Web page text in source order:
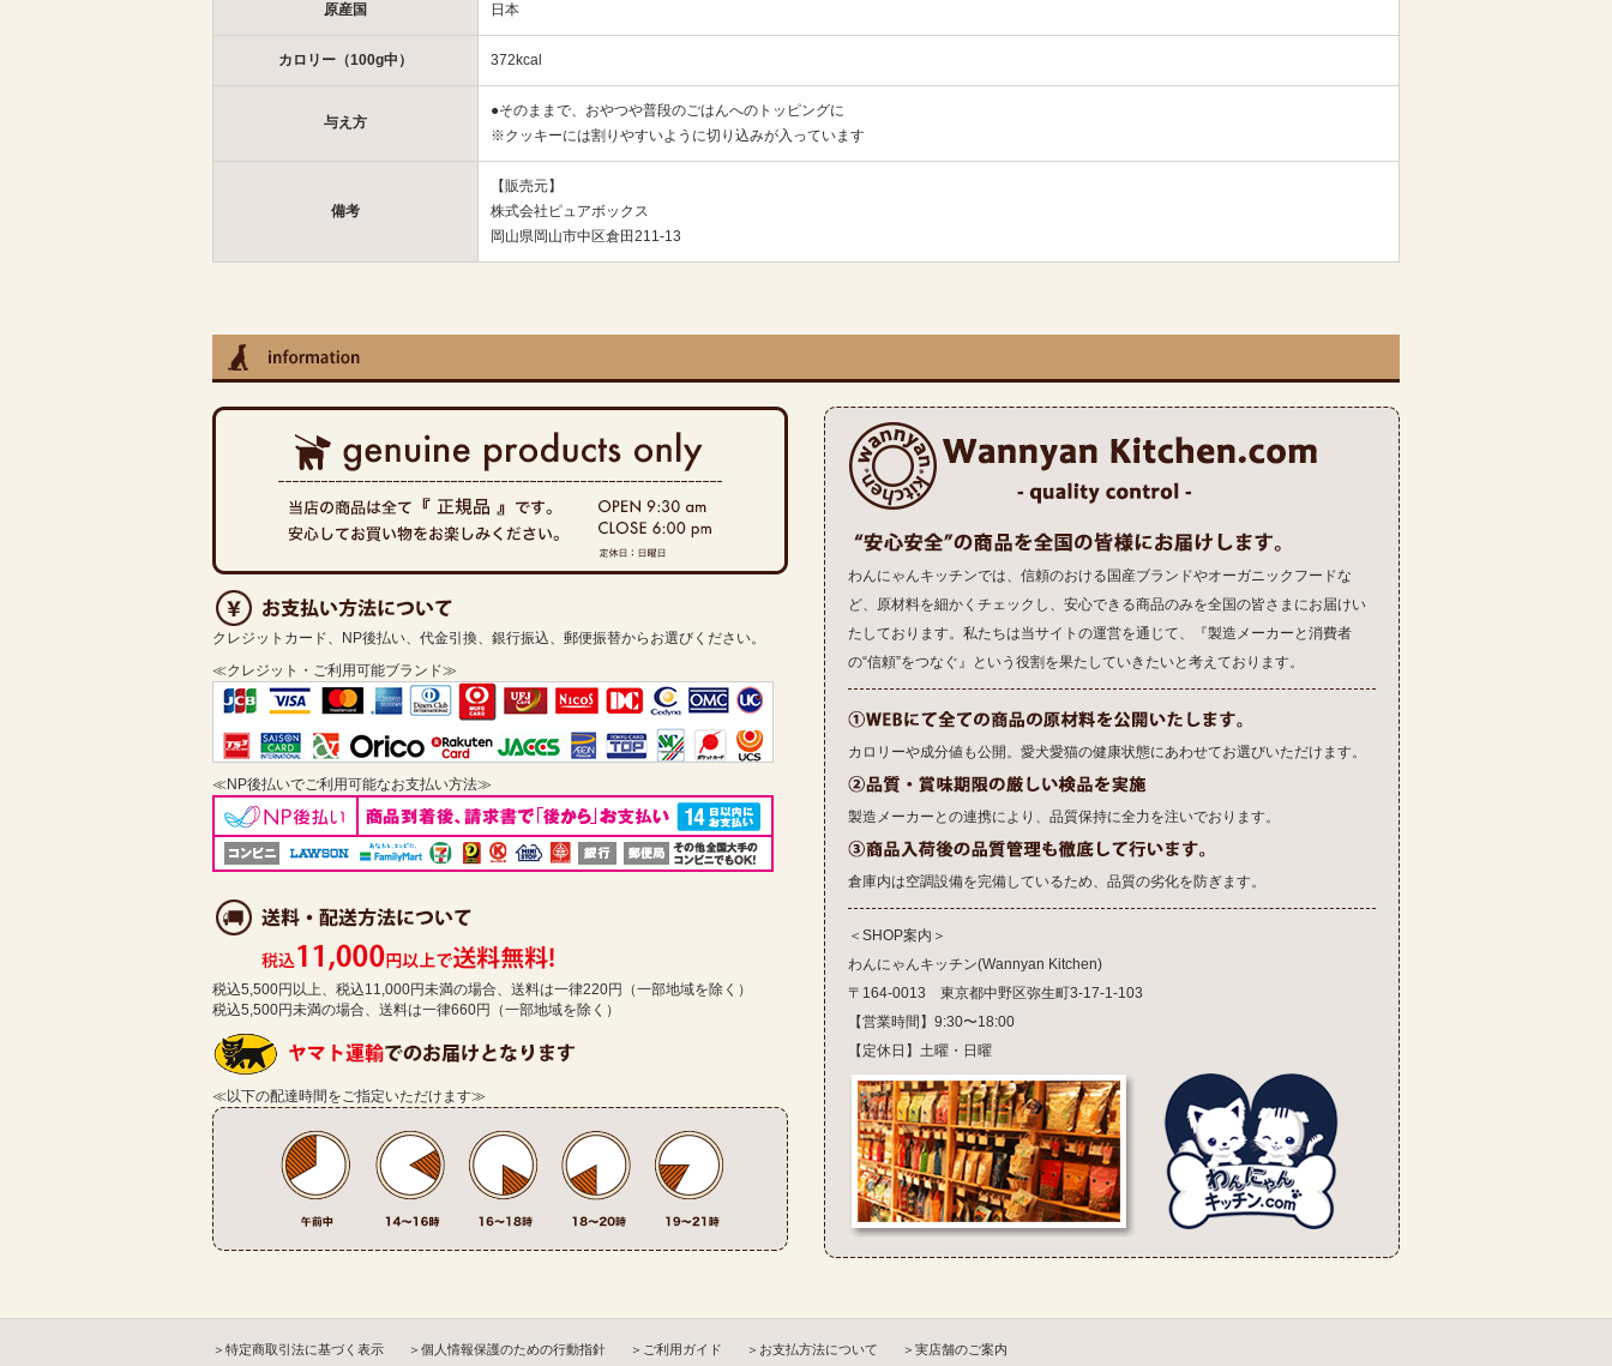
原産国 日本
カロリー（100g中） 372kcal
与え方
●そのままで、おやつや普段のごはんへのトッピングに
※クッキーには割りやすいように切り込みが入っています
備考
【販売元】
株式会社ピュアボックス
岡山県岡山市中区倉田211-13
クレジットカード、NP後払い、代金引換、銀行振込、郵便振替からお選びください。
≪クレジット・ご利用可能ブランド≫
≪NP後払いでご利用可能なお支払い方法≫
税込5,500円以上、税込11,000円未満の場合、送料は一律220円（一部地域を除く）
税込5,500円未満の場合、送料は一律660円（一部地域を除く）
≪以下の配達時間をご指定いただけます≫
わんにゃんキッチンでは、信頼のおける国産ブランドやオーガニックフードな
ど、原材料を細かくチェックし、安心できる商品のみを全国の皆さまにお届けい
たしております。私たちは当サイトの運営を通じて、『製造メーカーと消費者
の“信頼”をつなぐ』という役割を果たしていきたいと考えております。
カロリーや成分値も公開。愛犬愛猫の健康状態にあわせてお選びいただけます。
製造メーカーとの連携により、品質保持に全力を注いでおります。
倉庫内は空調設備を完備しているため、品質の劣化を防ぎます。
＜SHOP案内＞
わんにゃんキッチン(Wannyan Kitchen)
〒164-0013 東京都中野区弥生町3-17-1-103
【営業時間】9:30〜18:00
【定休日】土曜・日曜
＞特定商取引法に基づく表示 ＞個人情報保護のための行動指針 ＞ご利用ガイド ＞お支払方法について ＞実店舗のご案内